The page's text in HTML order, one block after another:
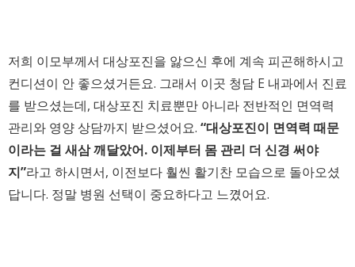
저희 이모부께서 대상포진을 앓으신 후에 계속 피곤해하시고
컨디션이 안 좋으셨거든요. 그래서 이곳 청담 E 내과에서 진료
를 받으셨는데, 대상포진 치료뿐만 아니라 전반적인 면역력
관리와 영양 상담까지 받으셨어요. “대상포진이 면역력 때문
이라는 걸 새삼 깨달았어. 이제부터 몸 관리 더 신경 써야
지”라고 하시면서, 이전보다 훨씬 활기찬 모습으로 돌아오셨
답니다. 정말 병원 선택이 중요하다고 느꼈어요.